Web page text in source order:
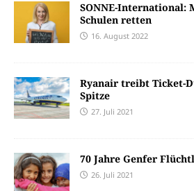
SONNE-International:
Schulen retten
16. August 2022
Ryanair treibt Ticket-
Spitze
27. Juli 2021
70 Jahre Genfer
26. Juli 2021